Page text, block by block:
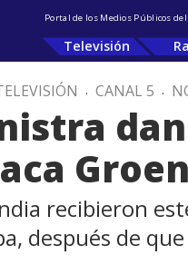
Portal de los Medios Públicos
Televisión
. CANAL 5 .
recibieron
después de